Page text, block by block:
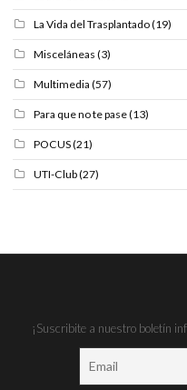
La Vida del Trasplantado(19)
Misceláneas (3)
Multimedia (57)
Para que no te pase(13)
POCUS(21)
UTI-Club(27)
¡Suscribite a nuestro boletín